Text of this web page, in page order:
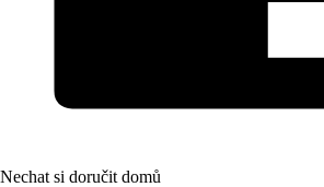
Nechat si doručit domů